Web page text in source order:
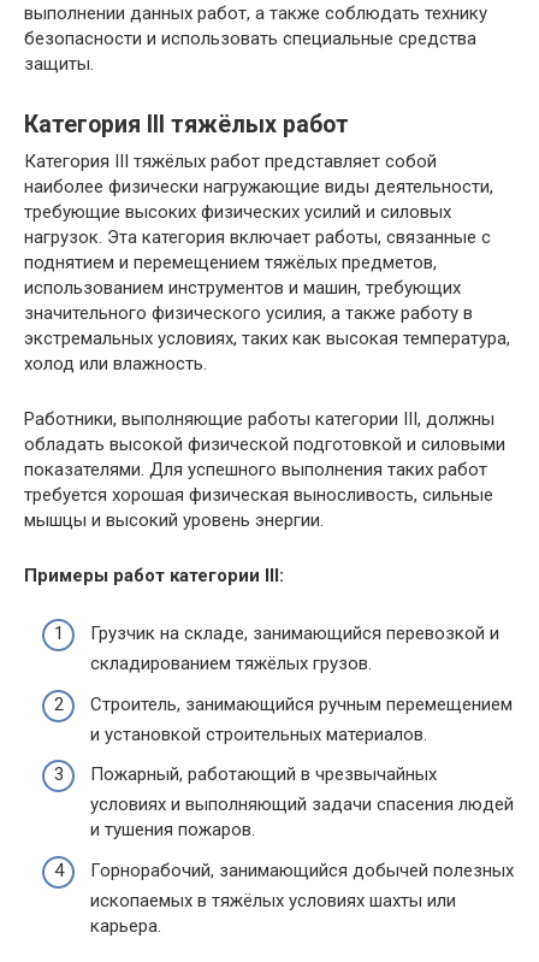
выполнении данных работ, а также соблюдать технику
безопасности и использовать специальные средства
защиты.
Категория III тяжёлых работ
Категория III тяжёлых работ представляет собой
наиболее физически нагружающие виды деятельности,
требующие высоких физических усилий и силовых
нагрузок. Эта категория включает работы, связанные с
поднятием и перемещением тяжёлых предметов,
использованием инструментов и машин, требующих
значительного физического усилия, а также работу в
экстремальных условиях, таких как высокая температура,
холод или влажность.
Работники, выполняющие работы категории III, должны
обладать высокой физической подготовкой и силовыми
показателями. Для успешного выполнения таких работ
требуется хорошая физическая выносливость, сильные
мышцы и высокий уровень энергии.
Примеры работ категории III:
Грузчик на складе, занимающийся перевозкой и
складированием тяжёлых грузов.
Строитель, занимающийся ручным перемещением
и установкой строительных материалов.
Пожарный, работающий в чрезвычайных
условиях и выполняющий задачи спасения людей
и тушения пожаров.
Горнорабочий, занимающийся добычей полезных
ископаемых в тяжёлых условиях шахты или
карьера.